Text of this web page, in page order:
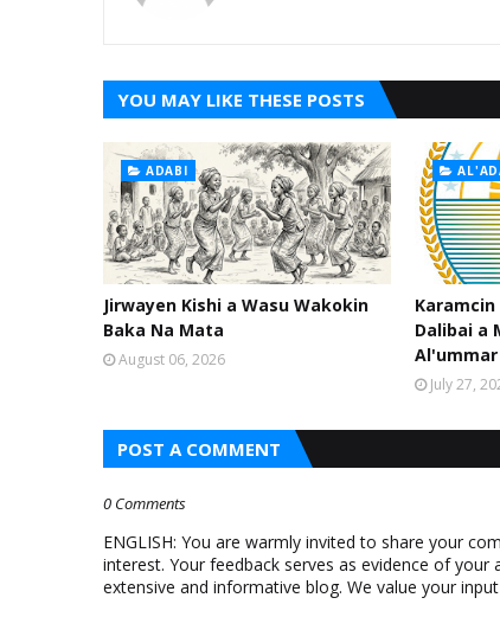
YOU MAY LIKE THESE POSTS
ADABI
Jirwayen Kishi a Wasu Wakokin
Baka Na Mata
August 06, 2026
Karamcin
Dalibai a
Al'ummar
July 27,
POST A COMMENT
0 Comments
ENGLISH: You are warmly invited to share your
interest. Your feedback serves as evidence of
extensive and informative blog. We value your